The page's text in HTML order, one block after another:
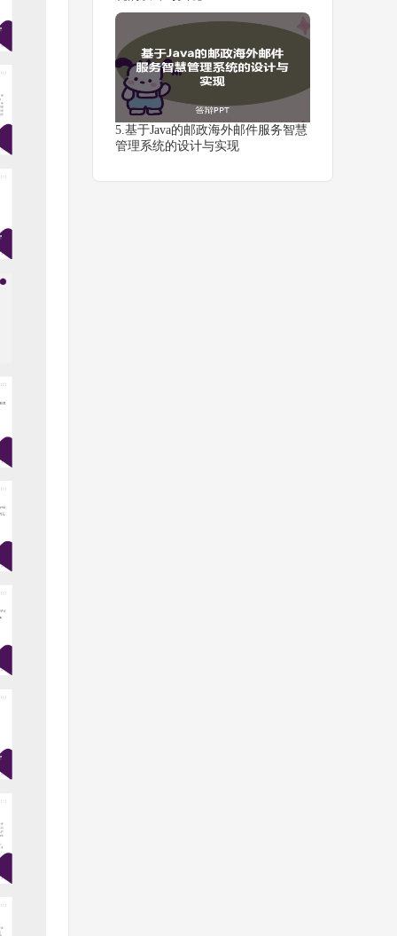
5.基于Java的邮政海外邮件服务智慧
管理系统的设计与实现